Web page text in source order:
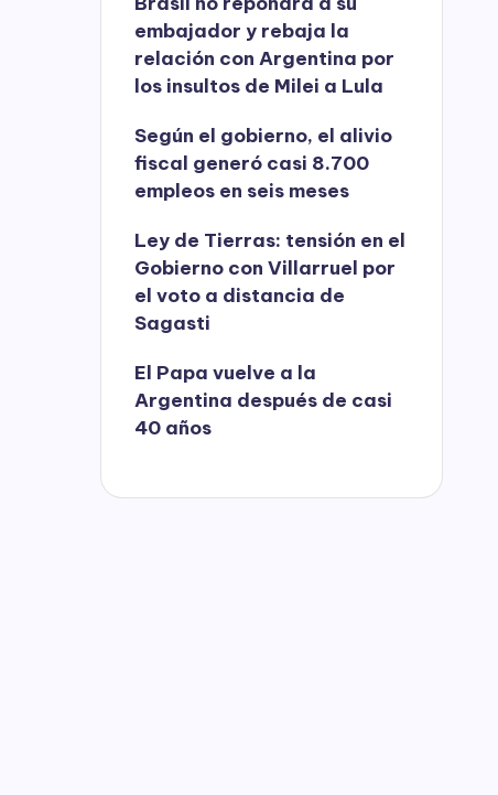
embajador y rebaja la
relación con Argentina por
los insultos de Milei a Lula
Según el gobierno, el alivio
fiscal generó casi 8.700
empleos en seis meses
Ley de Tierras: tensión en el
Gobierno con Villarruel por
el voto a distancia de
Sagasti
El Papa vuelve a la
Argentina después de casi
40 años